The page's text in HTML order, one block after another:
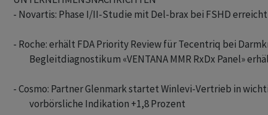
- Novartis: Phase I/II-Studie mit Del-brax bei FSHD
- Roche: erhält FDA Priority Review für Tecentriq bei
Begleitdiagnostikum «VENTANA MMR RxDx Panel»
- Cosmo: Partner Glenmark startet Winlevi-Vertrieb in
         vorbörsliche Indikation +1,8 Prozent